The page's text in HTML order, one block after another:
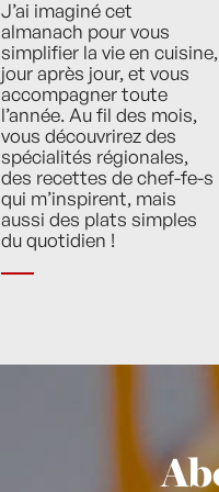
J’ai imaginé cet
almanach pour vous
simplifier la vie en cuisine,
jour après jour, et vous
accompagner toute
l’année. Au fil des mois,
vous découvrirez des
spécialités régionales,
des recettes de chef-fe-s
qui m’inspirent, mais
aussi des plats simples
du quotidien !